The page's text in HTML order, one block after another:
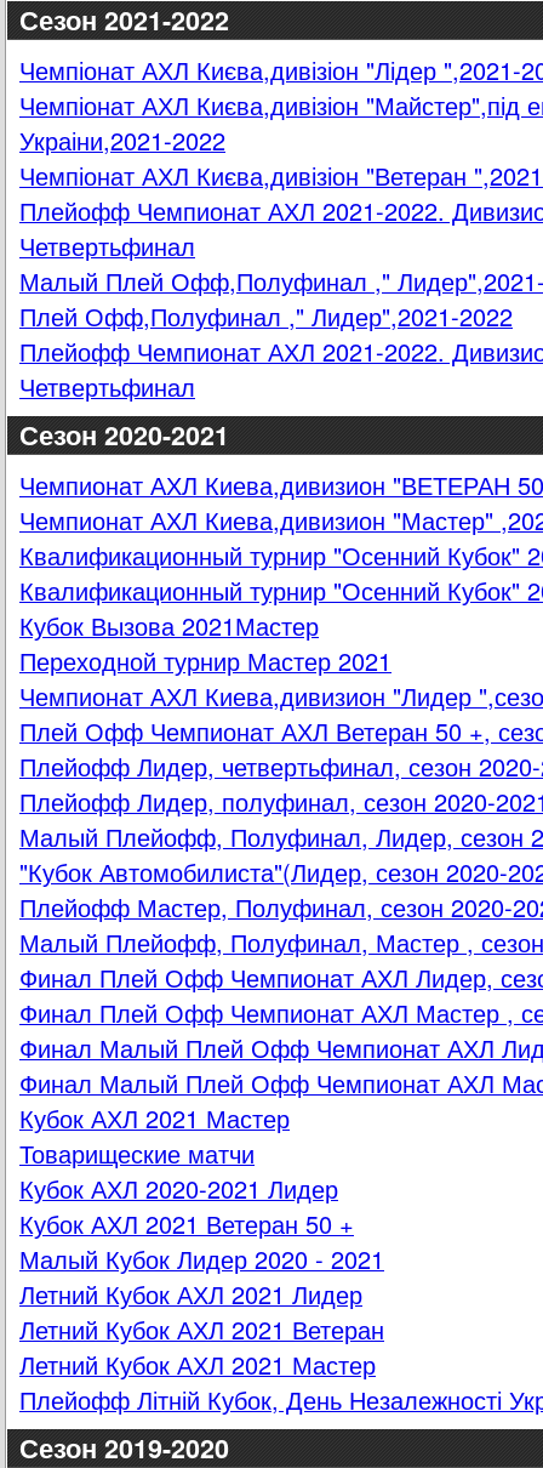
Сезон 2021-2022
Чемпіонат АХЛ Києва,дивізіон "Лідер ",2021-
Чемпіонат АХЛ Києва,дивізіон "Майстер",під
Украіни,2021-2022
Чемпіонат АХЛ Києва,дивізіон "Ветеран
Плейофф Чемпионат АХЛ 2021-2022.
Четвертьфинал
Малый Плей Офф,Полуфинал ,"
Плей Офф,Полуфинал ," Лидер",2021-2022
Плейофф Чемпионат АХЛ 2021-2022.
Четвертьфинал
Сезон 2020-2021
Чемпионат АХЛ Киева,дивизион "ВЕТЕРАН
Чемпионат АХЛ Киева,дивизион "Мастер"
Квалификационный турнир "Осенний Кубок"
Квалификационный турнир "Осенний Кубок"
Кубок Вызова 2021Мастер
Переходной турнир Мастер 2021
Чемпионат АХЛ Киева,дивизион "Лидер
Плей Офф Чемпионат АХЛ Ветеран 50 +,
Плейофф Лидер, четвертьфинал, сезон
Плейофф Лидер, полуфинал, сезон 2020-
Малый Плейофф, Полуфинал, Лидер, сезон
"Кубок Автомобилиста"(Лидер, сезон 2020-
Плейофф Мастер, Полуфинал, сезон 2020-
Малый Плейофф, Полуфинал, Мастер ,
Финал Плей Офф Чемпионат АХЛ Лидер,
Финал Плей Офф Чемпионат АХЛ Мастер ,
Финал Малый Плей Офф Чемпионат АХЛ
Финал Малый Плей Офф Чемпионат АХЛ
Кубок АХЛ 2021 Мастер
Товарищеские матчи
Кубок АХЛ 2020-2021 Лидер
Кубок АХЛ 2021 Ветеран 50 +
Малый Кубок Лидер 2020 - 2021
Летний Кубок АХЛ 2021 Лидер
Летний Кубок АХЛ 2021 Ветеран
Летний Кубок АХЛ 2021 Мастер
Плейофф Літній Кубок, День Незалежності
Сезон 2019-2020